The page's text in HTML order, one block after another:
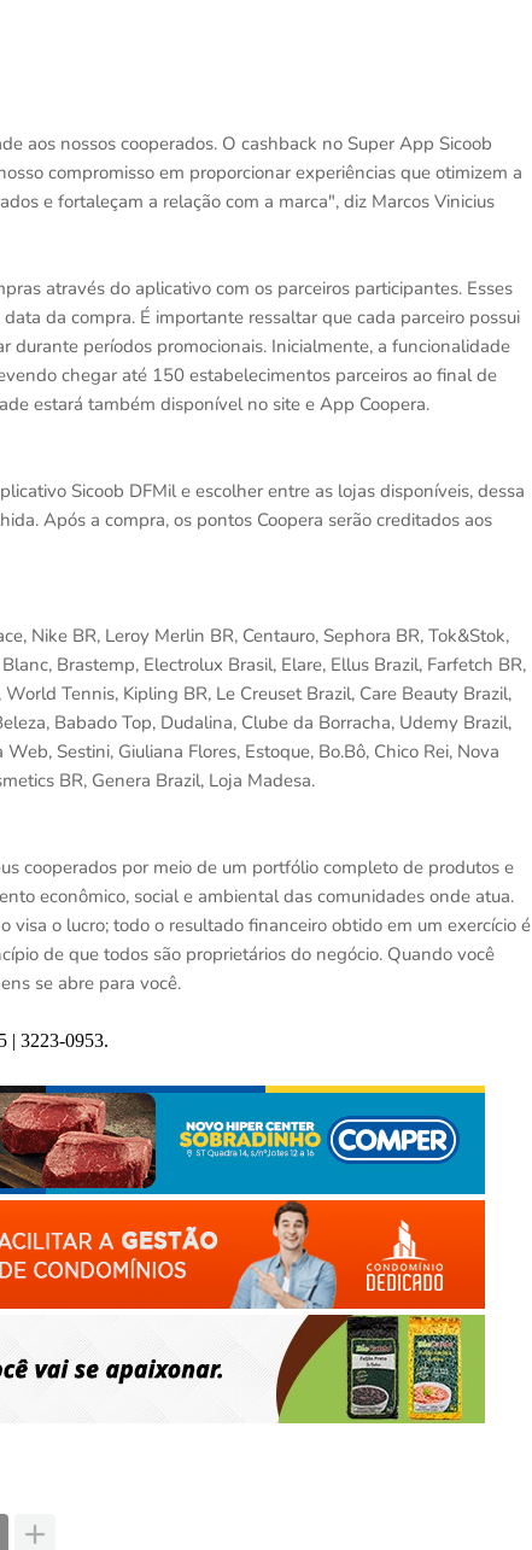
aos nossos cooperados. O cashback no Super App Sicoob
compromisso em proporcionar experiências que otimizem a
e fortaleçam a relação com a marca", diz Marcos Vinicius
através do aplicativo com os parceiros participantes. Esses
da compra. É importante ressaltar que cada parceiro possui
durante períodos promocionais. Inicialmente, a funcionalidade
chegar até 150 estabelecimentos parceiros ao final de
estará também disponível no site e App Coopera.
Sicoob DFMil e escolher entre as lojas disponíveis, dessa
Após a compra, os pontos Coopera serão creditados aos
Nike BR, Leroy Merlin BR, Centauro, Sephora BR, Tok&Stok,
Brastemp, Electrolux Brasil, Elare, Ellus Brazil, Farfetch BR,
Tennis, Kipling BR, Le Creuset Brazil, Care Beauty Brazil,
Babado Top, Dudalina, Clube da Borracha, Udemy Brazil,
Sestini, Giuliana Flores, Estoque, Bo.Bô, Chico Rei, Nova
BR, Genera Brazil, Loja Madesa.
cooperados por meio de um portfólio completo de produtos e
econômico, social e ambiental das comunidades onde atua.
visa o lucro; todo o resultado financeiro obtido em um exercício é
de que todos são proprietários do negócio. Quando você
se abre para você.
| 3223-0953.